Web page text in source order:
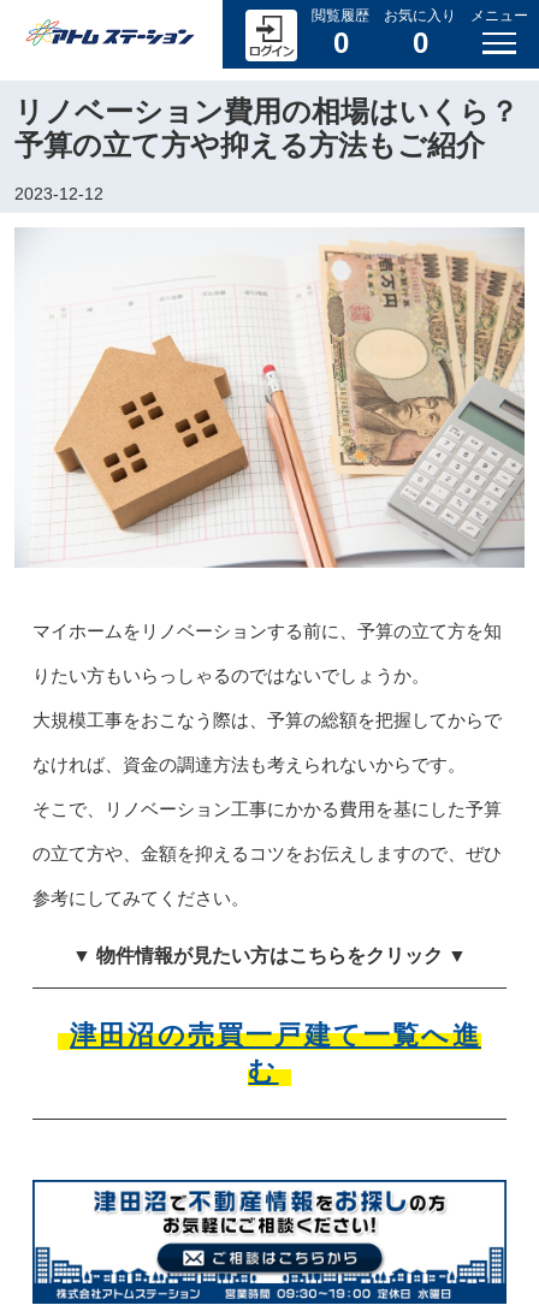
閲覧履歴
0
お気に入り
0
メニュー
リノベーション費用の相場はいくら？
予算の立て方や抑える方法もご紹介
2023-12-12
マイホームをリノベーションする前に、予算の立て方を知
りたい方もいらっしゃるのではないでしょうか。
大規模工事をおこなう際は、予算の総額を把握してからで
なければ、資金の調達方法も考えられないからです。
そこで、リノベーション工事にかかる費用を基にした予算
の立て方や、金額を抑えるコツをお伝えしますので、ぜひ
参考にしてみてください。
▼ 物件情報が見たい方はこちらをクリック ▼
津田沼の売買一戸建て一覧へ進
む